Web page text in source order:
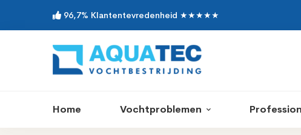
96,7% Klantentevredenheid ★★★★★
Home Vochtproblemen